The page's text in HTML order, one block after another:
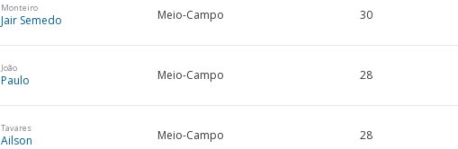
Monteiro
Jair Semedo Meio-Campo 30
João
Paulo Meio-Campo 28
Tavares
Ailson Meio-Campo 28